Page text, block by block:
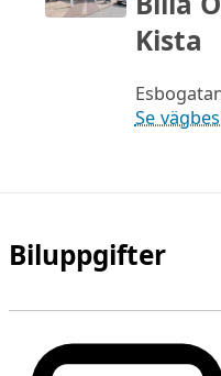
Kista
Se
Biluppgifter